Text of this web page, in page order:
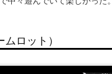
ロット）